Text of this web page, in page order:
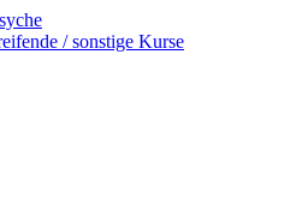
/ sonstige Kurse